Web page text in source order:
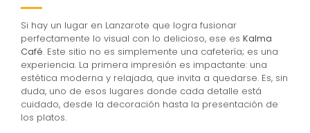
Si hay un lugar en Lanzarote que logra fusionar
perfectamente lo visual con lo delicioso, ese es Kalma
Café. Este sitio no es simplemente una cafetería; es una
experiencia. La primera impresión es impactante: una
estética moderna y relajada, que invita a quedarse. Es, sin
duda, uno de esos lugares donde cada detalle está
cuidado, desde la decoración hasta la presentación de
los platos.